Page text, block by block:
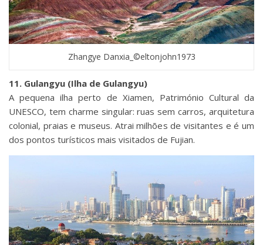
Zhangye Danxia_©eltonjohn1973
11. Gulangyu (Ilha de Gulangyu)
A pequena ilha perto de Xiamen, Património Cultural da
UNESCO, tem charme singular: ruas sem carros, arquitetura
colonial, praias e museus. Atrai milhões de visitantes e é um
dos pontos turísticos mais visitados de Fujian.